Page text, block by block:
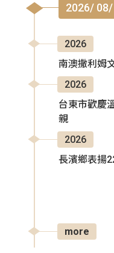
2026/ 08/
2026
南澳撒利姆
2026
台東市歡慶
親
2026
長濱鄉表揚
more